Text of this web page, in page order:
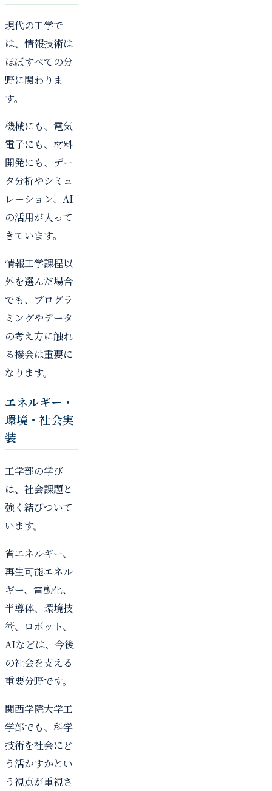
現代の工学で
は、情報技術は
ほぼすべての分
野に関わりま
す。
機械にも、電気
電子にも、材料
開発にも、デー
タ分析やシミュ
レーション、AI
の活用が入って
きています。
情報工学課程以
外を選んだ場合
でも、プログラ
ミングやデータ
の考え方に触れ
る機会は重要に
なります。
エネルギー・
環境・社会実
装
工学部の学び
は、社会課題と
強く結びついて
います。
省エネルギー、
再生可能エネル
ギー、電動化、
半導体、環境技
術、ロボット、
AIなどは、今後
の社会を支える
重要分野です。
関西学院大学工
学部でも、科学
技術を社会にど
う活かすかとい
う視点が重視さ